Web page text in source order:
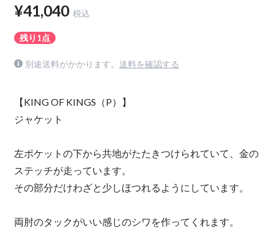
¥41,040 税込
残り1点
別途送料がかかります。 送料を確認する
【KING OF KINGS（P）】
ジャケット
左ポケットの下から共地がたたきつけられていて、金の
ステッチが走っています。
その部分だけわざと少しほつれるようにしています。
両肘のタックがいい感じのシワを作ってくれます。